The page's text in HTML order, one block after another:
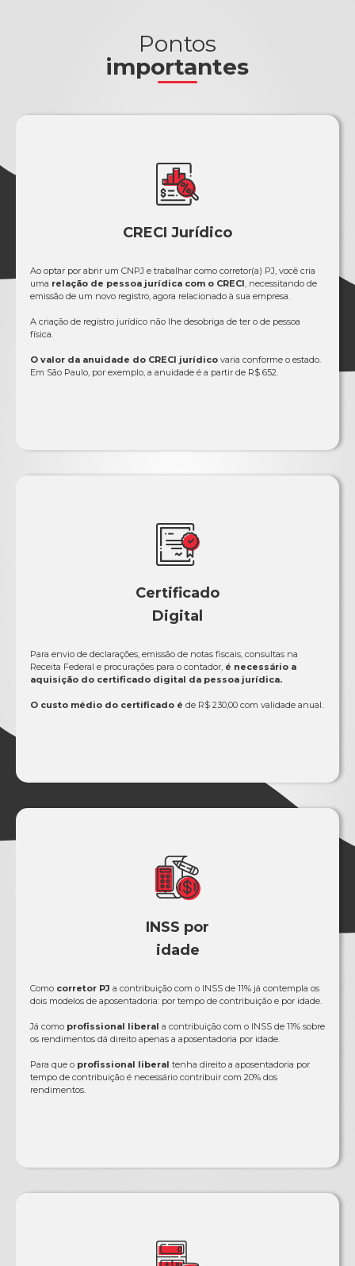
Pontos
importantes
CRECI Jurídico
Ao optar por abrir um CNPJ e trabalhar como corretor(a) PJ, você cria
uma relação de pessoa jurídica com o CRECI, necessitando de
emissão de um novo registro, agora relacionado à sua empresa.
A criação de registro jurídico não lhe desobriga de ter o de pessoa
física.
O valor da anuidade do CRECI jurídico varia conforme o estado.
Em São Paulo, por exemplo, a anuidade é a partir de R$ 652.
Certificado
Digital
Para envio de declarações, emissão de notas fiscais, consultas na
Receita Federal e procurações para o contador, é necessário a
aquisição do certificado digital da pessoa jurídica.
O custo médio do certificado é de R$ 230,00 com validade anual.
INSS por
idade
Como corretor PJ a contribuição com o INSS de 11% já contempla os
dois modelos de aposentadoria: por tempo de contribuição e por idade.
Já como profissional liberal a contribuição com o INSS de 11% sobre
os rendimentos dá direito apenas a aposentadoria por idade.
Para que o profissional liberal tenha direito a aposentadoria por
tempo de contribuição é necessário contribuir com 20% dos
rendimentos.